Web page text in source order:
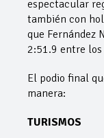
espectacular
también con
que Fernández
2:51.9 entre los
El podio final
manera:
TURISMOS